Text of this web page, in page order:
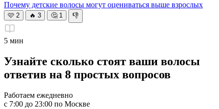
Почему детские волосы могут оцениваться выше взрослых
🩷 2 🔥 3 🤔 1 👎
5 мин
Узнайте сколько стоят ваши волосы
ответив на 8 простых вопросов
Работаем ежедневно
с 7:00 до 23:00 по Москве